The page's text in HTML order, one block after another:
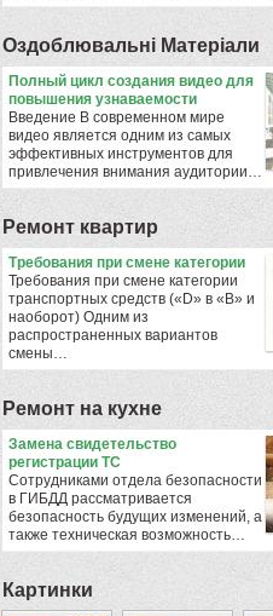
Оздоблювальнi Матерiали
Полный цикл создания видео для
повышения узнаваемости
Введение В современном мире
видео является одним из самых
эффективных инструментов для
привлечения внимания аудитории…
Ремонт квартир
​Требования при смене категории
Требования при смене категории
транспортных средств («D» в «B» и
наоборот) Одним из
распространенных вариантов
смены…
Ремонт на кухне
Замена свидетельство
регистрации ТС
Сотрудниками отдела безопасности
в ГИБДД рассматривается
безопасность будущих изменений, а
также техническая возможность…
Картинки